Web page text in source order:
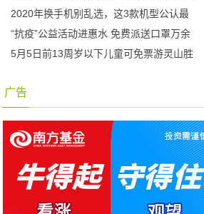
2020年换手机别乱选，这3款机型公认最
“抗疫”公益活动进惠水 免费派送口罩万余
5月5日前13周岁以下儿童可免票游灵山胜
广告